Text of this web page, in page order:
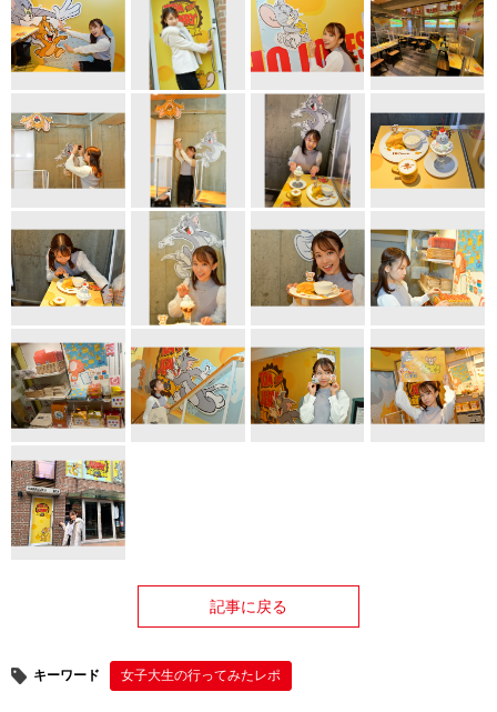
記事に戻る
キーワード 女子大生の行ってみたレポ